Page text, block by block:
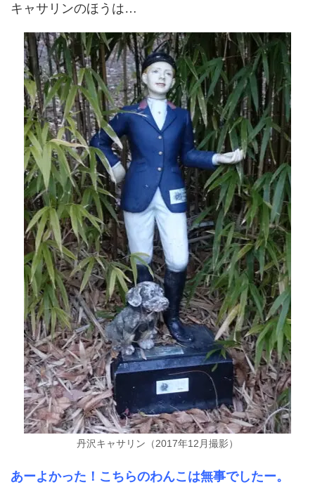
キャサリンのほうは…
丹沢キャサリン（2017年12月撮影）
あーよかった！こちらのわんこは無事でしたー。